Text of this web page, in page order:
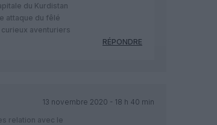
du Kurdistan
attaque du fêlé
curieux aventuriers
RÉPONDRE
13 novembre 2020 - 18 h 40 min
relation avec le